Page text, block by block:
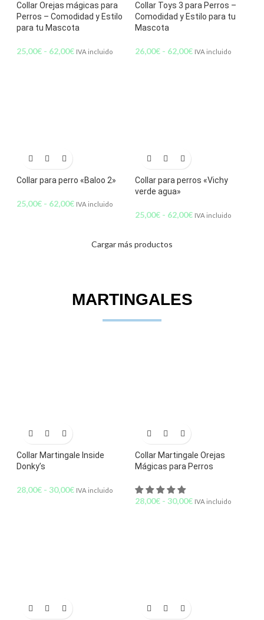
Collar Orejas mágicas para
Perros – Comodidad y Estilo
para tu Mascota
25,00€ - 62,00€ IVA incluido
Collar Toys 3 para Perros –
Comodidad y Estilo para tu
Mascota
26,00€ - 62,00€ IVA incluido
Collar para perro «Baloo 2»
25,00€ - 62,00€ IVA incluido
Collar para perros «Vichy
verde agua»
25,00€ - 62,00€ IVA incluido
Cargar más productos
MARTINGALES
Collar Martingale Inside
Donky’s
28,00€ - 30,00€ IVA incluido
Collar Martingale Orejas
Mágicas para Perros
28,00€ - 30,00€ IVA incluido